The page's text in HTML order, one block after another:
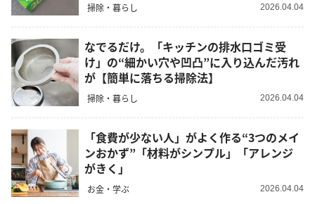
掃除・暮らし 2026.04.04
なでるだけ。「キッチンの排水口ゴミ受
け」の“細かい穴や凹凸”に入り込んだ汚れ
が【簡単に落ちる掃除法】
掃除・暮らし 2026.04.04
「食費が少ない人」がよく作る“3つのメイ
ンおかず”「材料がシンプル」「アレンジ
がきく」
お金・学ぶ 2026.04.04